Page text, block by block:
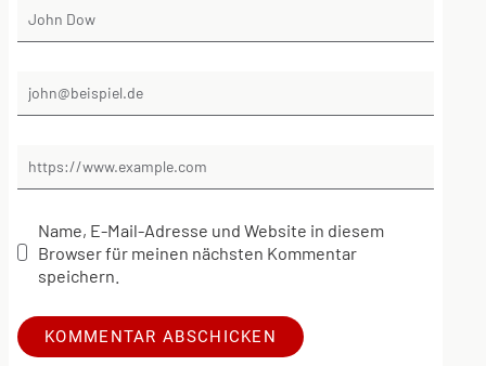
Name, E-Mail-Adresse und Website in diesem
Browser für meinen nächsten Kommentar
speichern.